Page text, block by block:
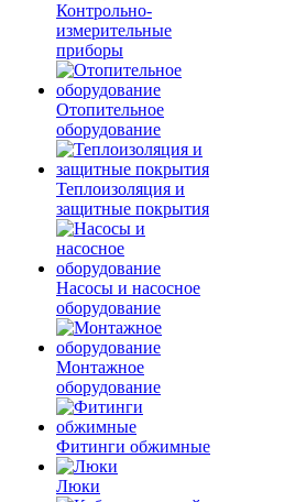
Контрольно-
измерительные
приборы
Отопительное
оборудование
Теплоизоляция и
защитные покрытия
Насосы и насосное
оборудование
Монтажное
оборудование
Фитинги обжимные
Люки